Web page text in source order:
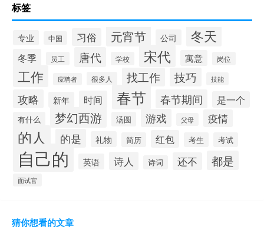
标签
专业 中国 习俗 元宵节 公司 冬天
冬季 员工 唐代 学校 宋代 寓意 岗位
工作 应聘者 很多人 找工作 技巧 技能
攻略 新年 时间 春节 春节期间 是一个
有什么 梦幻西游 汤圆 游戏 父母 疫情
的人 的是 礼物 简历 红包 考生 考试
自己的 英语 诗人 诗词 还不 都是
面试官
猜你想看的文章